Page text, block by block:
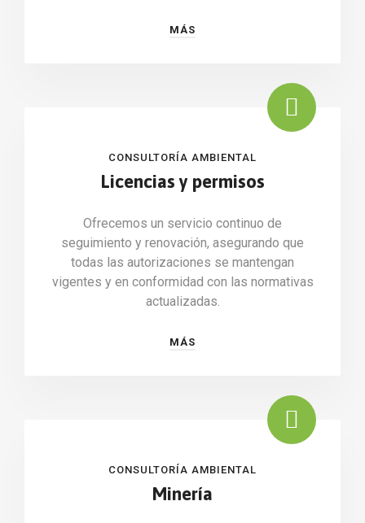
MÁS
CONSULTORÍA AMBIENTAL
Licencias y permisos
Ofrecemos un servicio continuo de
seguimiento y renovación, asegurando que
todas las autorizaciones se mantengan
vigentes y en conformidad con las normativas
actualizadas.
MÁS
CONSULTORÍA AMBIENTAL
Minería